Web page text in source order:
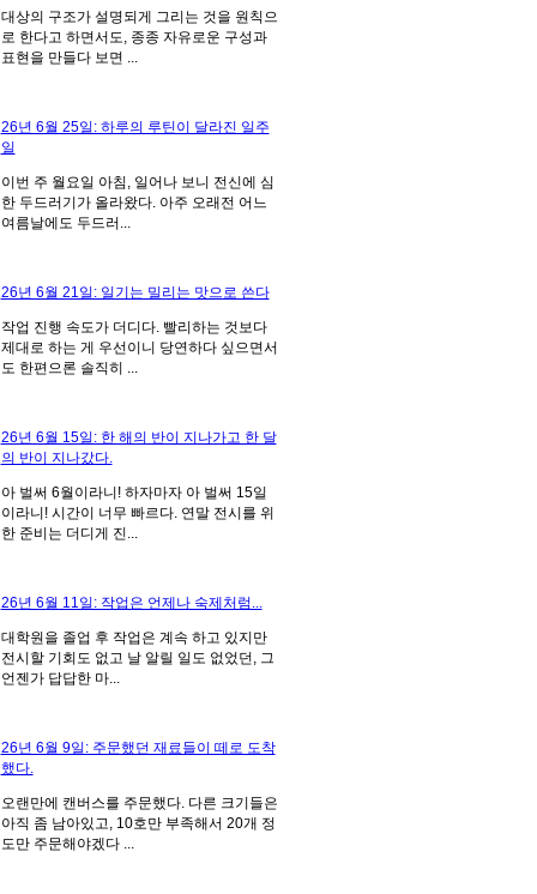
대상의 구조가 설명되게 그리는 것을 원칙으
로 한다고 하면서도, 종종 자유로운 구성과
표현을 만들다 보면 ...
26년 6월 25일: 하루의 루틴이 달라진 일주
일
이번 주 월요일 아침, 일어나 보니 전신에 심
한 두드러기가 올라왔다. 아주 오래전 어느
여름날에도 두드러...
26년 6월 21일: 일기는 밀리는 맛으로 쓴다
작업 진행 속도가 더디다. 빨리하는 것보다
제대로 하는 게 우선이니 당연하다 싶으면서
도 한편으론 솔직히 ...
26년 6월 15일: 한 해의 반이 지나가고 한 달
의 반이 지나갔다.
아 벌써 6월이라니! 하자마자 아 벌써 15일
이라니! 시간이 너무 빠르다. 연말 전시를 위
한 준비는 더디게 진...
26년 6월 11일: 작업은 언제나 숙제처럼...
대학원을 졸업 후 작업은 계속 하고 있지만
전시할 기회도 없고 날 알릴 일도 없었던, 그
언젠가 답답한 마...
26년 6월 9일: 주문했던 재료들이 떼로 도착
했다.
오랜만에 캔버스를 주문했다. 다른 크기들은
아직 좀 남아있고, 10호만 부족해서 20개 정
도만 주문해야겠다 ...